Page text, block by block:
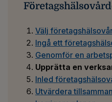
Välj
Ingå ett
Genomför en
Upprätta en
Inled
Utvärdera